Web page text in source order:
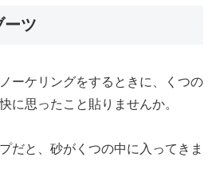
ツ
ーケリングをするときに、くつの
に思ったこと貼りませんか。
だと、砂がくつの中に入ってきま